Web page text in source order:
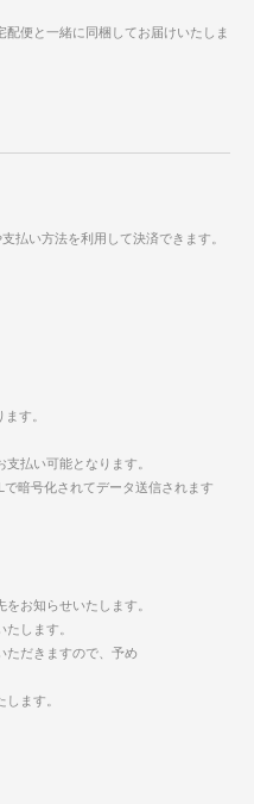
便と一緒に同梱してお届けいたしま
払い方法を利用して決済できます。
す。
払い可能となります。
暗号化されてデータ送信されます
お知らせいたします。
します。
だきますので、予め
ます。